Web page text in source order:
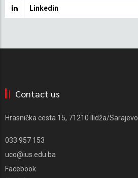
Linkedin
Contact us
Hrasnička cesta 15, 71210 Ilidža/Sarajevo
033 957 153
uco@ius.edu.ba
Facebook